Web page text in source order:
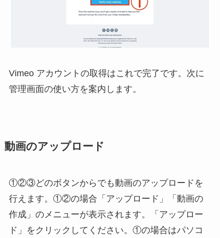
Vimeo アカウントの取得はこれで完了です。次に
管理画面の使い方を案内します。
動画のアップロード
①②③どのボタンからでも動画のアップロードを
行えます。①②の場合「アップロード」「動画の
作成」のメニューが表示されます。「アップロー
ド」をクリックしてください。①の場合はパソコ